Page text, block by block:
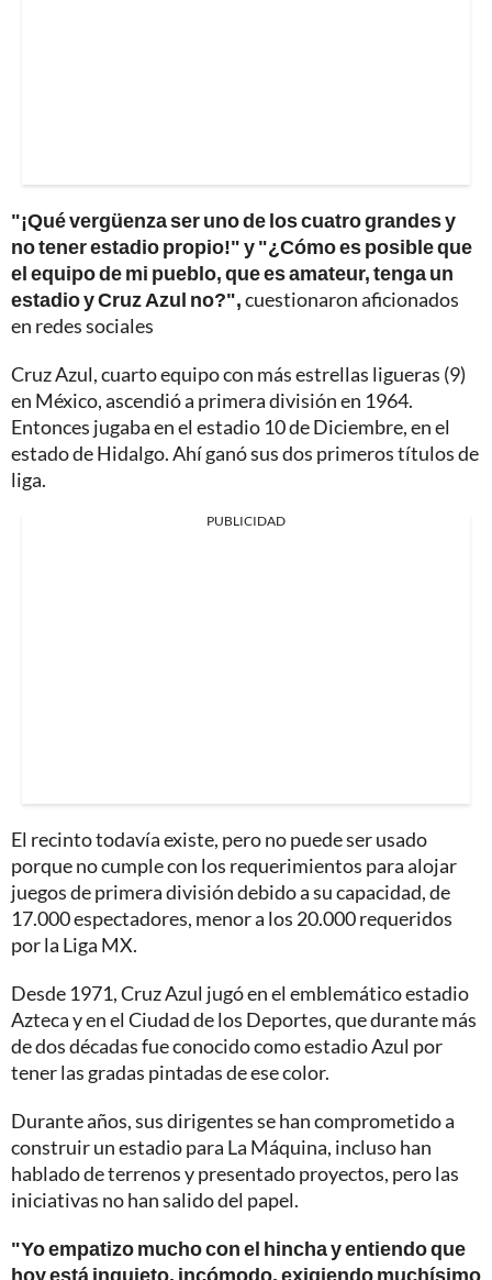
"¡Qué vergüenza ser uno de los cuatro grandes y
no tener estadio propio!" y "¿Cómo es posible que
el equipo de mi pueblo, que es amateur, tenga un
estadio y Cruz Azul no?",cuestionaron aficionados
en redes sociales
Cruz Azul, cuarto equipo con más estrellas ligueras (9)
en México, ascendió a primera división en 1964.
Entonces jugaba en el estadio 10 de Diciembre, en el
estado de Hidalgo. Ahí ganó sus dos primeros títulos de
liga.
PUBLICIDAD
El recinto todavía existe, pero no puede ser usado
porque no cumple con los requerimientos para alojar
juegos de primera división debido a su capacidad, de
17.000 espectadores, menor a los 20.000 requeridos
por la Liga MX.
Desde 1971, Cruz Azul jugó en el emblemático estadio
Azteca y en el Ciudad de los Deportes, que durante más
de dos décadas fue conocido como estadio Azul por
tener las gradas pintadas de ese color.
Durante años, sus dirigentes se han comprometido a
construir un estadio para La Máquina, incluso han
hablado de terrenos y presentado proyectos, pero las
iniciativas no han salido del papel.
"Yo empatizo mucho con el hincha y entiendo que
hoy está inquieto, incómodo, exigiendo muchísimo